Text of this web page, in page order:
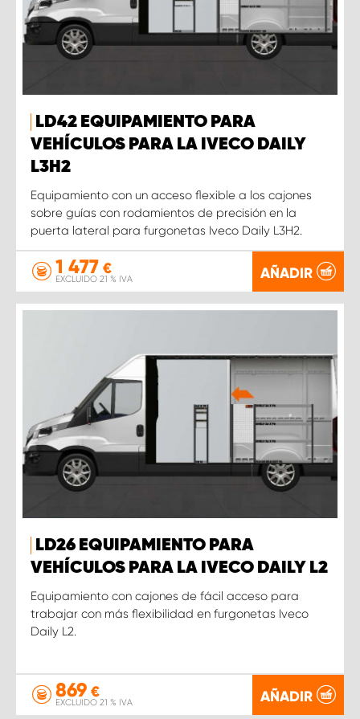
LD42 EQUIPAMIENTO PARA
VEHÍCULOS PARA LA IVECO DAILY
L3H2
Equipamiento con un acceso flexible a los cajones
sobre guías con rodamientos de precisión en la
puerta lateral para furgonetas Iveco Daily L3H2.
1 477 €
EXCLUIDO 21 % IVA AÑADIR
LD26 EQUIPAMIENTO PARA
VEHÍCULOS PARA LA IVECO DAILY L2
Equipamiento con cajones de fácil acceso para
trabajar con más flexibilidad en furgonetas Iveco
Daily L2.
869 €
EXCLUIDO 21 % IVA AÑADIR